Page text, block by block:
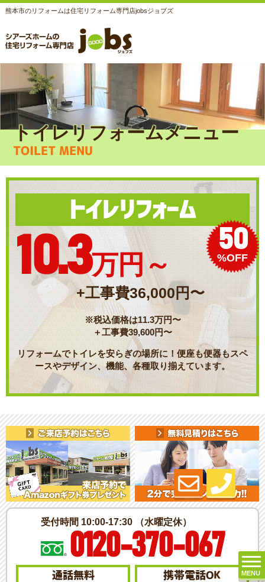
熊本市のリフォームは住宅リフォーム専門店jobsジョブズ
MENU
トイレリフォームメニュー
TOILET MENU
50
%OFF
トイレリフォーム
10.3万円～
+工事費36,000円〜
※税込価格は11.3万円〜
＋工事費39,600円〜
リフォームでトイレを安らぎの場所に！便座も便器もスペ
ースやデザイン、機能、各種取り揃えています。
受付時間 10:00-17:30 （水曜定休）
0120-370-067
通話無料 携帯電話OK